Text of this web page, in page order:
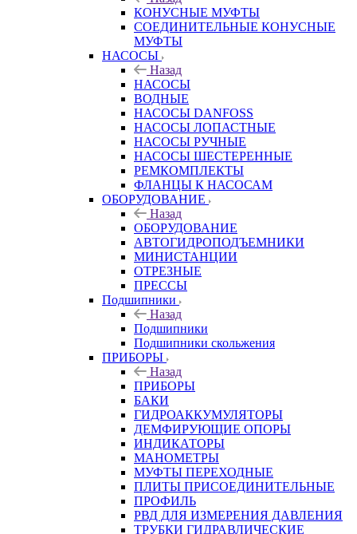
КОНУСНЫЕ МУФТЫ
СОЕДИНИТЕЛЬНЫЕ КОНУСНЫЕ
МУФТЫ
НАСОСЫ
Назад
НАСОСЫ
ВОДНЫЕ
НАСОСЫ DANFOSS
НАСОСЫ ЛОПАСТНЫЕ
НАСОСЫ РУЧНЫЕ
НАСОСЫ ШЕСТЕРЕННЫЕ
РЕМКОМПЛЕКТЫ
ФЛАНЦЫ К НАСОСАМ
ОБОРУДОВАНИЕ
Назад
ОБОРУДОВАНИЕ
АВТОГИДРОПОДЪЕМНИКИ
МИНИСТАНЦИИ
ОТРЕЗНЫЕ
ПРЕССЫ
Подшипники
Назад
Подшипники
Подшипники скольжения
ПРИБОРЫ
Назад
ПРИБОРЫ
БАКИ
ГИДРОАККУМУЛЯТОРЫ
ДЕМФИРУЮЩИЕ ОПОРЫ
ИНДИКАТОРЫ
МАНОМЕТРЫ
МУФТЫ ПЕРЕХОДНЫЕ
ПЛИТЫ ПРИСОЕДИНИТЕЛЬНЫЕ
ПРОФИЛЬ
РВД ДЛЯ ИЗМЕРЕНИЯ ДАВЛЕНИЯ
ТРУБКИ ГИДРАВЛИЧЕСКИЕ